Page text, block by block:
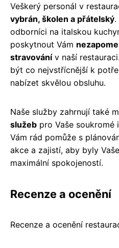
Veškerý personál v
vybrán, školen a přátelský.
odborníci na italskou
poskytnout Vám
stravovánív naší
být co nejvstřícnější k
nabízet skvělou obsluhu.
Naše služby zahrnují také
služeb pro Vaše soukromé
Vám rád pomůže s
akce a zajistí, aby byly
maximální spokojeností.
Recenze a ocenění
Recenze a ocenění